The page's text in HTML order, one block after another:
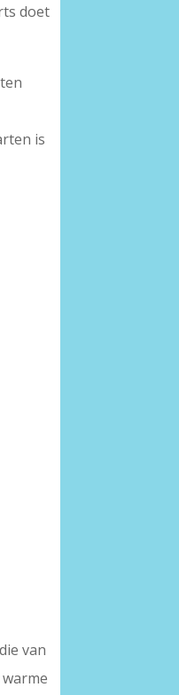
doet
is
van